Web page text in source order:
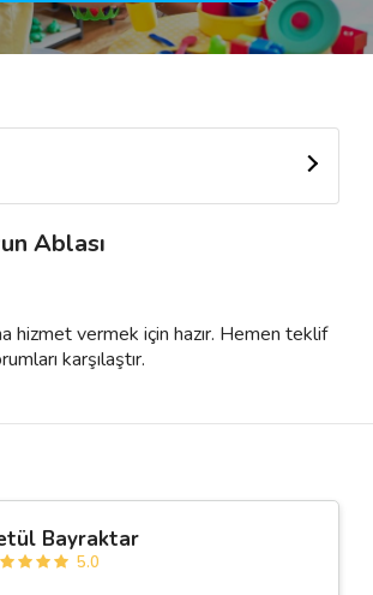
Ablası
hizmet vermek için hazır. Hemen teklif
karşılaştır.
Bayraktar
5.0